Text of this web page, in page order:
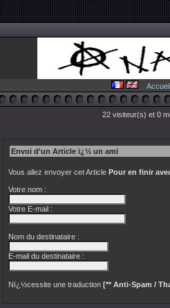
Accueil
22 visiteur(s) et 0
Envoi d'un Article ï¿½ un ami
Vous allez envoyer cet Article Pour en finir
Votre nom :
Votre E-mail :
Nom du destinataire :
E-mail du destinataire :
Nï¿½cessite une traduction [** Anti-Spam /